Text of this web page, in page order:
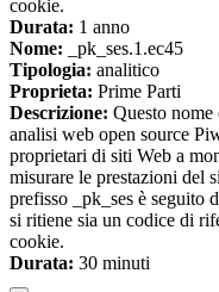
cookie.
Durata: 1 anno
Nome: _pk_ses.1.ec45
Tipologia: analitico
Proprieta: Prime Parti
Descrizione: Questo nome
analisi web open source
proprietari di siti Web a
misurare le prestazioni del
prefisso _pk_ses è seguito
si ritiene sia un codice di
cookie.
Durata: 30 minuti